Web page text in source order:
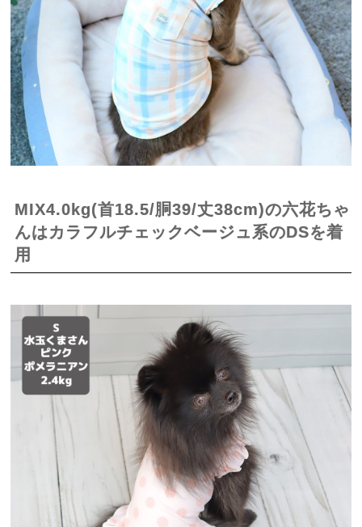
MIX4.0kg(首18.5/胴39/丈38cm)の六花ちゃ
んはカラフルチェックベージュ系のDSを着
用